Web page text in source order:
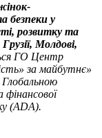
безпеки у
розвитку та
Молдові,
ГО Центр
за майбутнє»
(ADA).